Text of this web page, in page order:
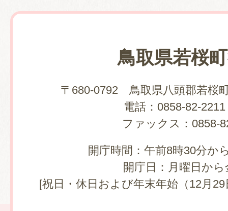
鳥取県若桜
〒680-0792 鳥取県八頭郡若桜
電話：0858-82-
ファックス：0858-
開庁時間：午前8時30分か
開庁日：月曜日から
[祝日・休日および年末年始（12月